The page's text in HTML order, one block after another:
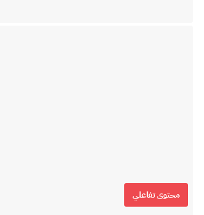
محتوى تفاعلي